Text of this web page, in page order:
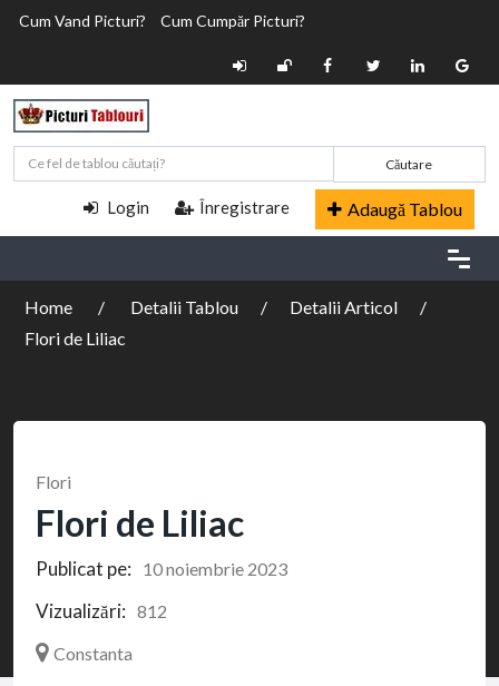
Cum Vand Picturi? Cum Cumpăr Picturi?
Căutare
Login Înregistrare Adaugă Tablou
Home Detalii Tablou
Detalii Articol
Flori de Liliac
Flori
Flori de Liliac
Publicat pe: 10 noiembrie 2023
Vizualizări: 812
Constanta